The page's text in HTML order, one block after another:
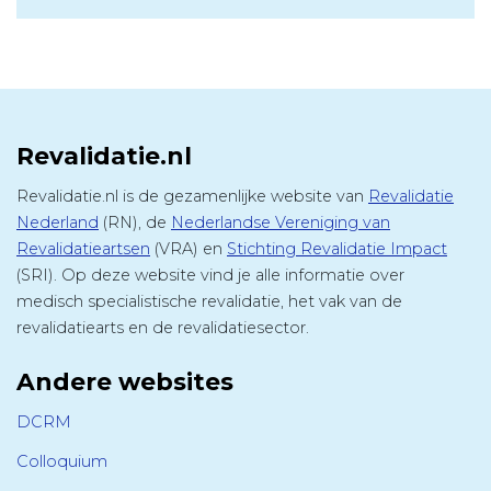
Revalidatie.nl
Revalidatie.nl is de gezamenlijke website van Revalidatie
Nederland (RN), de Nederlandse Vereniging van
Revalidatieartsen (VRA) en Stichting Revalidatie Impact
(SRI). Op deze website vind je alle informatie over
medisch specialistische revalidatie, het vak van de
revalidatiearts en de revalidatiesector.
Andere websites
DCRM
Colloquium